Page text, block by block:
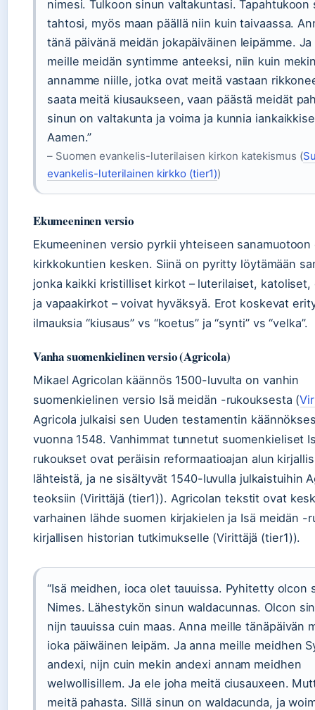
nimesi. Tulkoon sinun valtakuntasi. Tapahtukoon
tahtosi, myös maan päällä niin kuin taivaassa.
tänä päivänä meidän jokapäiväinen leipämme. Ja
meille meidän syntimme anteeksi, niin kuin
annamme niille, jotka ovat meitä vastaan
saata meitä kiusaukseen, vaan päästä meidät
sinun on valtakunta ja voima ja kunnia
Aamen.”
– Suomen evankelis-luterilaisen kirkon katekismus (
evankelis-luterilainen kirkko (tier1))
Ekumeeninen versio
Ekumeeninen versio pyrkii yhteiseen sanamuotoon
kirkkokuntien kesken. Siinä on pyritty löytämään
jonka kaikki kristilliset kirkot – luterilaiset,
ja vapaakirkot – voivat hyväksyä. Erot koskevat
ilmauksia “kiusaus” vs “koetus” ja “synti” vs “velka”.
Vanha suomenkielinen versio (Agricola)
Mikael Agricolan käännös 1500-luvulta on vanhin
suomenkielinen versio Isä meidän -rukouksesta (
Agricola julkaisi sen Uuden testamentin
vuonna 1548. Vanhimmat tunnetut suomenkieliset
rukoukset ovat peräisin reformaatioajan alun
lähteistä, ja ne sisältyvät 1540-luvulla julkaistuihin
teoksiin (Virittäjä (tier1)). Agricolan tekstit ovat
varhainen lähde suomen kirjakielen ja Isä meidän -
kirjallisen historian tutkimukselle (Virittäjä (tier1)).
“Isä meidhen, ioca olet tauuissa. Pyhitetty olcon
Nimes. Lähestykön sinun waldacunnas. Olcon
nijn tauuissa cuin maas. Anna meille tänäpäivän
ioka päiwäinen leipäm. Ja anna meille meidhen
andexi, nijn cuin mekin andexi annam meidhen
welwollisillem. Ja ele joha meitä ciusauxeen.
meitä pahasta. Sillä sinun on waldacunda, ja